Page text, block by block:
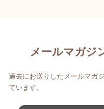
メールマガジ
過去にお送りしたメールマガ
ています。